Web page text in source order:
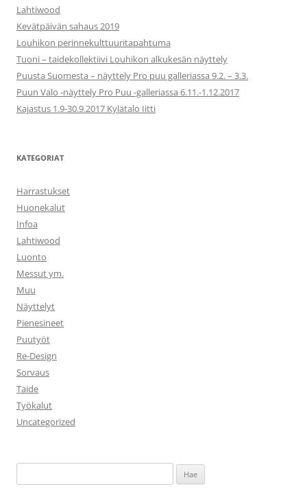
Lahtiwood
Kevätpäivän sahaus 2019
Louhikon perinnekulttuuritapahtuma
Tuoni – taidekollektiivi Louhikon alkukesän näyttely
Puusta Suomesta – näyttely Pro puu galleriassa 9.2. – 3.3.
Puun Valo -näyttely Pro Puu -galleriassa 6.11.-1.12.2017
Kajastus 1.9-30.9.2017 Kylätalo Iitti
KATEGORIAT
Harrastukset
Huonekalut
Infoa
Lahtiwood
Luonto
Messut ym.
Muu
Näyttelyt
Pienesineet
Puutyöt
Re-Design
Sorvaus
Taide
Työkalut
Uncategorized